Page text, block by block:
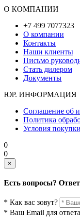
О КОМПАНИИ
+7 499 7077323
О компании
Контакты
Наши клиенты
Письмо
Стать дилером
Документы
ЮР. ИНФОРМАЦИЯ
Соглашение об
Политика
Условия
0
0
×
Есть вопросы?
* Как вас зовут?
* Ваш Email для ответа